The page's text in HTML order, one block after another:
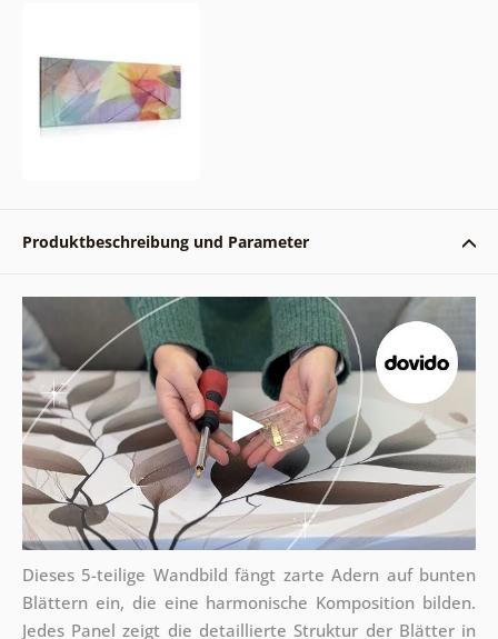
Produktbeschreibung und Parameter
Dieses 5-teilige Wandbild fängt zarte Adern auf bunten
Blättern ein, die eine harmonische Komposition bilden.
Jedes Panel zeigt die detaillierte Struktur der Blätter in